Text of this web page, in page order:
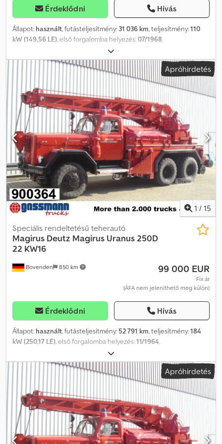
Érdeklődni Hívás
Állapot: használt, futásteljesítmény: 31 036 km, teljesítmény:110
kW (149,56 LE) , első forgalomba helyezés:07/1968
, össztömeg:
mechanikai, ülések száma:6, teljes hossz:6 700 mm, teljes
, teljes magasság: 2 720 mm, ZF által gyártott
speciális váltó tűzoltó járművekhez (szinkronizált) Váltáskor nincs
szükség gázfröccsre Ügyfél megbízásából Dcodpfjxpl T Ejx Ag Rjk
Apróhirdetés
1 / 15
Bovenden 850 km
Speciális rendeltetésű teherautó
Magirus Deutz Magirus Uranus 250D
22 KW16
99 000 EUR
Fix ár
(ÁFA nem jeleníthető meg külön)
Érdeklődni Hívás
Állapot: használt, futásteljesítmény: 52 791 km, teljesítmény:184
kW (250,17 LE), első forgalomba helyezés:11/1964,
, saját tömeg:
teherbírás:1 530 kg, össztömeg:25 000 kg, abroncs méret:
11.00R20
, tengelyelrendezés:6x6, tengelytáv: 3 775 mm, szín:
piros
, vezetőfülke: , hajtástípus:mechanikai
felfüggesztés:acél, ülések száma: 2 500 mm, teljes
szélesség:3 300 mm, Gyártási év:1964, Felszereltség:
kötélcsörlő, összkerékhajtás, Jármű helye: Bovenden, dupla
üléses pad, hátsó ablak, 6 fokozatú kapcsoló, körbefutó villogó,
csörlő. Tengelytáv: 3775 mm. Felépítmény: F Uranus 7 típusú darus
Apróhirdetés